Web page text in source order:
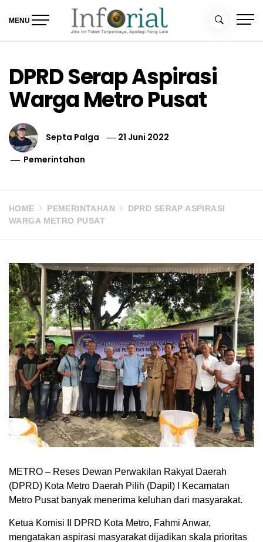
MENU
DPRD Serap Aspirasi
Warga Metro Pusat
Septa Palga
21 Juni 2022
Pemerintahan
HOME PEMERINTAHAN
DPRD SERAP ASPIRASI
WARGA METRO PUSAT
METRO – Reses Dewan Perwakilan Rakyat Daerah
(DPRD) Kota Metro Daerah Pilih (Dapil) I Kecamatan
Metro Pusat banyak menerima keluhan dari masyarakat.
Ketua Komisi II DPRD Kota Metro, Fahmi Anwar,
mengatakan aspirasi masyarakat dijadikan skala prioritas